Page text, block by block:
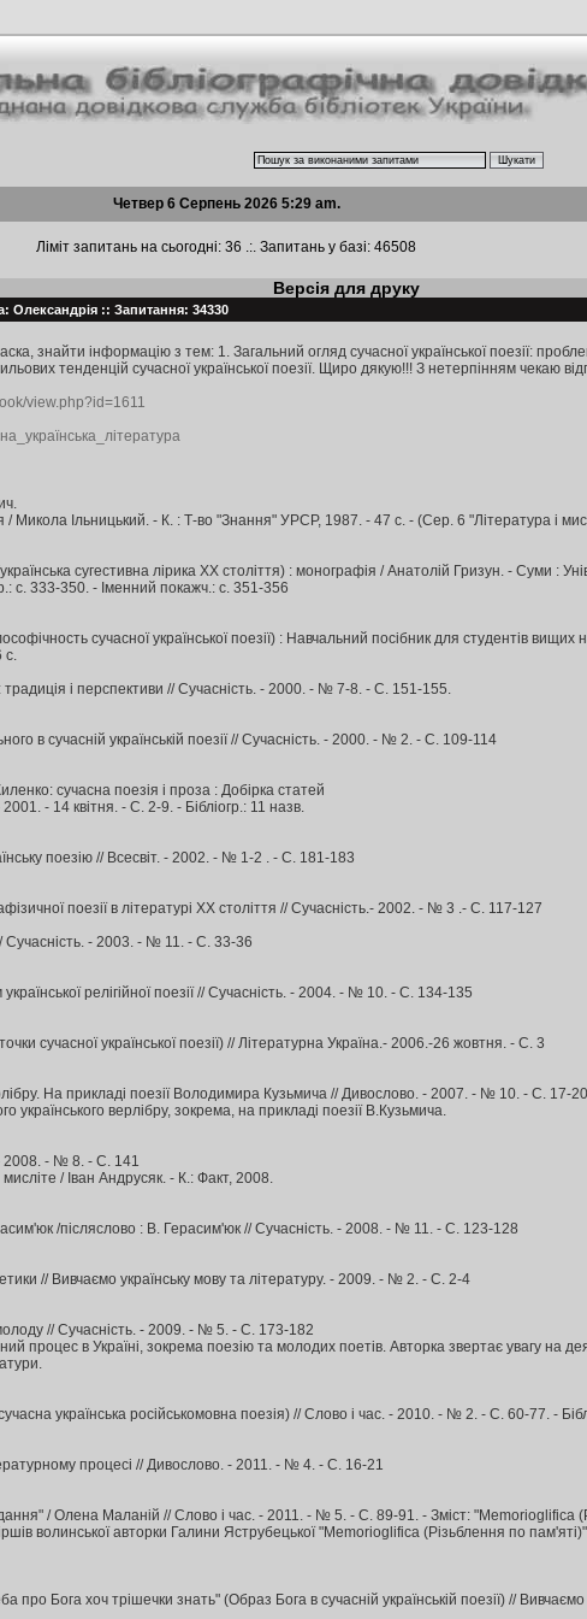
Четвер 6 Серпень 2026 5:29 am.
Ліміт запитань на сьогодні: 36 .:. Запитань у базі: 46508
Версія для друку
Олександрія :: Запитання: 34330
знайти інформацію з тем: 1. Загальний огляд сучасної української поезії:
тенденцій сучасної української поезії. Щиро дякую!!! З нетерпінням чекаю
view.php?id=1611
/ Микола Ільницький. - К. : Т-во "Знання" УРСР, 1987. - 47 с. - (Сер. 6 "Література і
сугестивна лірика ХХ століття) : монографія / Анатолій Гризун. - Суми :
с. 333-350. - Іменний покажч.: с. 351-356
сучасної української поезії) : Навчальний посібник для студентів
с.
і перспективи // Сучасність. - 2000. - № 7-8. - С. 151-155.
в сучасній українській поезії // Сучасність. - 2000. - № 2. - С. 109-114
сучасна поезія і проза : Добірка статей
- 14 квітня. - С. 2-9. - Бібліогр.: 11 назв.
поезію // Всесвіт. - 2002. - № 1-2 . - С. 181-183
поезії в літературі ХХ століття // Сучасність.- 2002. - № 3 .- С. 117-127
Сучасність. - 2003. - № 11. - С. 33-36
релігійної поезії // Сучасність. - 2004. - № 10. - С. 134-135
сучасної української поезії) // Літературна Україна.- 2006.-26 жовтня. - С. 3
На прикладі поезії Володимира Кузьмича // Дивослово. - 2007. - № 10. - С. 17-
українського верлібру, зокрема, на прикладі поезії В.Кузьмича.
2008. - № 8. - С. 141
/ Іван Андрусяк. - К.: Факт, 2008.
/післяслово : В. Герасим'юк // Сучасність. - 2008. - № 11. - С. 123-128
// Вивчаємо українську мову та літературу. - 2009. - № 2. - С. 2-4
// Сучасність. - 2009. - № 5. - С. 173-182
процес в Україні, зокрема поезію та молодих поетів. Авторка звертає увагу на
українська російськомовна поезія) // Слово і час. - 2010. - № 2. - С. 60-77. -
процесі // Дивослово. - 2011. - № 4. - С. 16-21
/ Олена Маланій // Слово і час. - 2011. - № 5. - С. 89-91. - Зміст: "Memorioglifica
волинської авторки Галини Яструбецької "Memorioglifica (Різьблення по
про Бога хоч трішечки знать" (Образ Бога в сучасній українській поезії) //